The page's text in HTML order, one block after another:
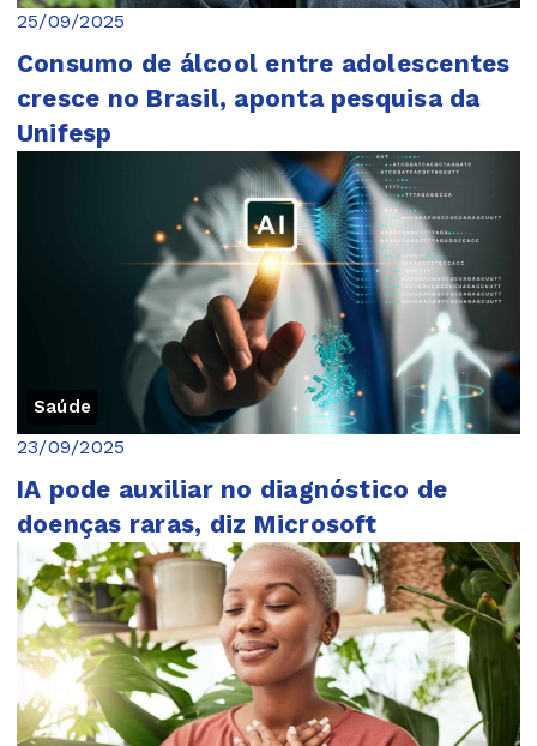
25/09/2025
Consumo de álcool entre adolescentes
cresce no Brasil, aponta pesquisa da
Unifesp
Saúde
23/09/2025
IA pode auxiliar no diagnóstico de
doenças raras, diz Microsoft